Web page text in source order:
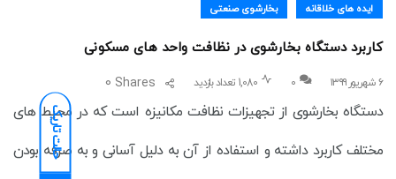
حالت تاریک
ایده های خلاقانه بخارشوی صنعتی
کاربرد دستگاه بخارشوی در نظافت واحد های مسکونی
۶ شهریور ۱۳۹۹ 0 1,080 تعداد بازدید Shares
0
دستگاه بخارشوی از تجهیزات نظافت مکانیزه است که در محیط های
مختلف کاربرد داشته و استفاده از آن به دلیل آسانی و به صرفه بودن